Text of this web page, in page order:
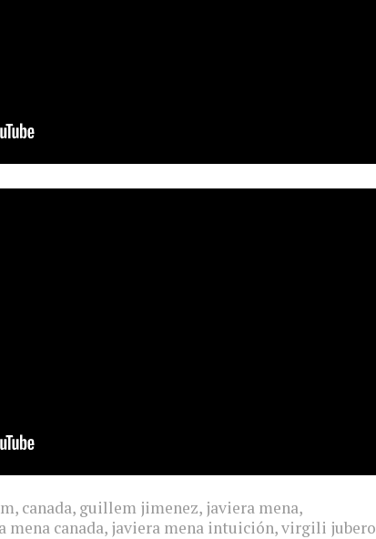
, canada, guillem jimenez, javiera mena,
mena canada, javiera mena intuición,virgili jubero